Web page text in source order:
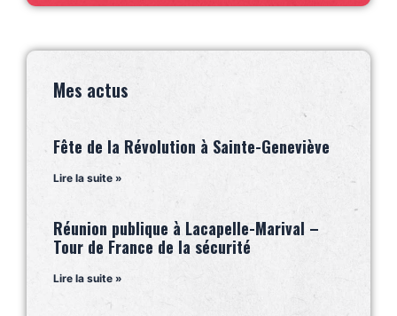
Mes actus
Fête de la Révolution à Sainte-Geneviève
Lire la suite »
Réunion publique à Lacapelle-Marival –
Tour de France de la sécurité
Lire la suite »